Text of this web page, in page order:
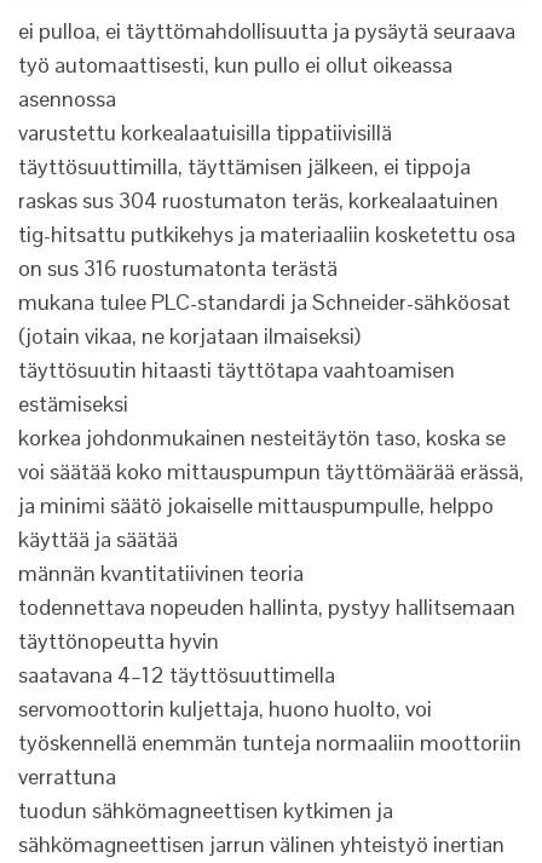
ei pulloa, ei täyttömahdollisuutta ja pysäytä seuraava
työ automaattisesti, kun pullo ei ollut oikeassa
asennossa
varustettu korkealaatuisilla tippatiivisillä
täyttösuuttimilla, täyttämisen jälkeen, ei tippoja
raskas sus 304 ruostumaton teräs, korkealaatuinen
tig-hitsattu putkikehys ja materiaaliin kosketettu osa
on sus 316 ruostumatonta terästä
mukana tulee PLC-standardi ja Schneider-sähköosat
(jotain vikaa, ne korjataan ilmaiseksi)
täyttösuutin hitaasti täyttötapa vaahtoamisen
estämiseksi
korkea johdonmukainen nesteitäytön taso, koska se
voi säätää koko mittauspumpun täyttömäärää erässä,
ja minimi säätö jokaiselle mittauspumpulle, helppo
käyttää ja säätää
männän kvantitatiivinen teoria
todennettava nopeuden hallinta, pystyy hallitsemaan
täyttönopeutta hyvin
saatavana 4–12 täyttösuuttimella
servomoottorin kuljettaja, huono huolto, voi
työskennellä enemmän tunteja normaaliin moottoriin
verrattuna
tuodun sähkömagneettisen kytkimen ja
sähkömagneettisen jarrun välinen yhteistyö inertian